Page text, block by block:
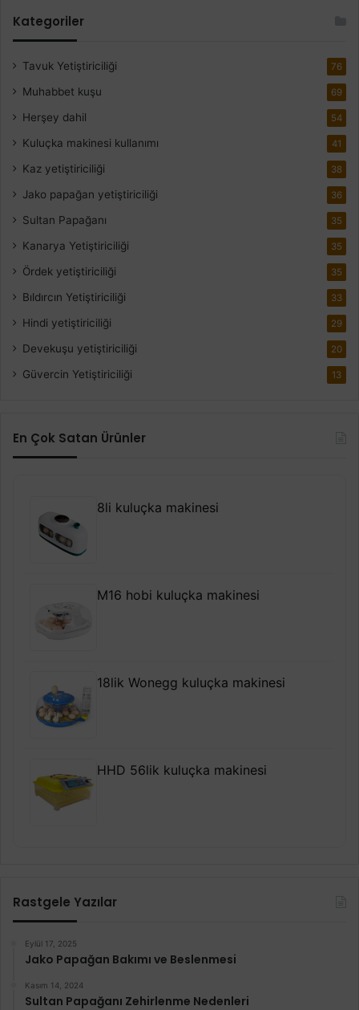
Kategoriler
Tavuk Yetiştiriciliği 76
Muhabbet kuşu 69
Herşey dahil 54
Kuluçka makinesi kullanımı 41
Kaz yetiştiriciliği 38
Jako papağan yetiştiriciliği 36
Sultan Papağanı 35
Kanarya Yetiştiriciliği 35
Ördek yetiştiriciliği 35
Bıldırcın Yetiştiriciliği 33
Hindi yetiştiriciliği 29
Devekuşu yetiştiriciliği 20
Güvercin Yetiştiriciliği 13
En Çok Satan Ürünler
8li kuluçka makinesi
M16 hobi kuluçka makinesi
18lik Wonegg kuluçka makinesi
HHD 56lik kuluçka makinesi
Rastgele Yazılar
Eylül 17, 2025
Jako Papağan Bakımı ve Beslenmesi
Kasım 14, 2024
Sultan Papağanı Zehirlenme Nedenleri